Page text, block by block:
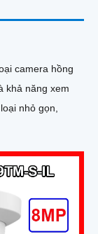
camera hồng
khả năng xem